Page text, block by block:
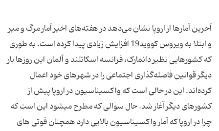
آخرین آمارها از اروپا نشان می‌دهد در هفته‌های اخیر آمار مرگ و میر
و ابتلا به ویروس کووید19 افزایش زیادی پیدا کرده است. به طوری
که کشورهایی نظیر دانمارک، فرانسه اسکاتلند و آلمان این روزها بار
دیگر قوانین فاصله‌گذاری اجتماعی را در شهرهای خود اعمال
کرده‌اند. این در حالی است که واکسیناسیون در اروپا پیش از
کشورهای دیگر آغاز شد. حال سوالی که مطرح میشود این است که
چرا در اروپا که آمار واکسیناسیون بالایی دارد همچنان فوتی های